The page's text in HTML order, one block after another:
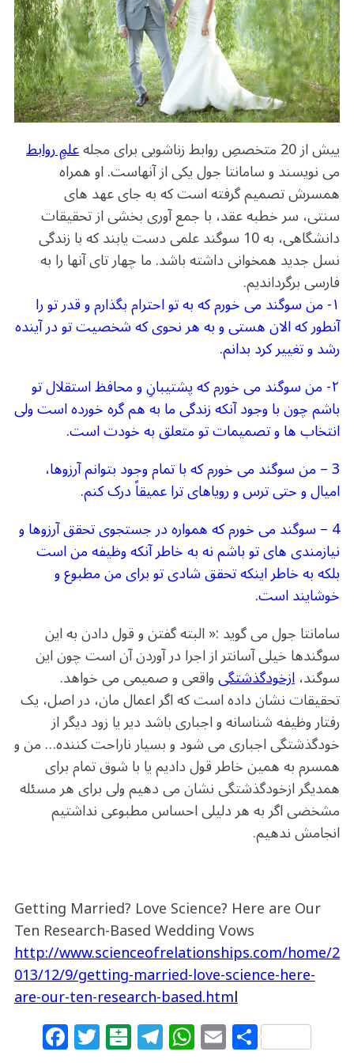
o
k p
ییش از 20 متخصصِ روابط زناشویی برای مجله علمِِ روابط
می نویسند و سامانتا جول یکی از آنهاست. او همراه
همسرش تصمیم گرفته است که به جای عهد های
سنتی، سر خطبه عقد، با جمع آوری بخشی از تحقیقات
دانشگاهی، به 10 سوگند علمی دست یابند که با زندگی
نسل جدید همخوانی داشته باشد. ما چهار تای آنها را به
فارسی برگرداندیم.
۱- من سوگند می خورم که به تو احترام بگذارم و قدر تو را
آنطور که الان هستی و به هر نحوی که شخصیت تو در آینده
رشد و تغییر کرد بدانم.
۲- من سوگند می خورم که پشتیبانِ و محافظ استقلال تو
باشم چون با وجود آنکه زندگی ما به هم گره خورده است ولی
انتخاب ها و تصمیمات تو متعلق به خودت است.
3 – من سوگند می خورم که با تمام وجود بتوانم آرزوها،
امیال و حتی ترس و رویاهای ترا عمیقاً درک کنم.
4 – سوگند می خورم که همواره در جستجوی تحقق آرزوها و
نیازمندی های تو باشم نه به خاطر آنکه وظیفه من است
بلکه به خاطر اینکه تحقق شادی تو برای من مطبوع و
خوشایند است.
سامانتا جول می گوید :« البته گفتن و قول دادن به این
سوگندها خیلی آسانتر از اجرا در آوردن آن است چون این
سوگند،ازخودگذشتگیواقعی و صمیمی می خواهد.
تحقیقات نشان داده است که اگر اعمال مان، در اصل، یک
رفتار وظیفه شناسانه و اجباری باشد دیر یا زود دیگر از
خودگذشتگی اجباری می شود و بسیار ناراحت کننده… من و
همسرم به همین خاطر قول دادیم یا با شوق تمام برای
همدیگر ازخودگذشتگی نشان می دهیم ولی برای هر مسئله
مشخضی اگر به هر دلیلی احساس مطبوعی نداشتیم
انجامش ندهیم.
Getting Married? Love Science? Here are Our
Ten Research-Based Wedding Vows
http://www.scienceofrelationships.com/home/2
013/12/9/getting-married-love-science-here-
are-our-ten-research-based.html
F T B T W E S